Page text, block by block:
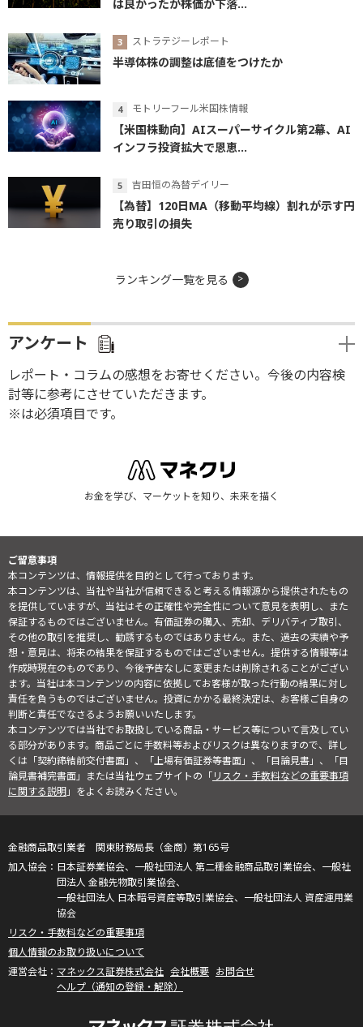
は良かったが株価が下落...
ストラテジーレポート
半導体株の調整は底値をつけたか
モトリーフール米国株情報
【米国株動向】AIスーパーサイクル第2幕、AI
インフラ投資拡大で恩恵...
吉田恒の為替デイリー
【為替】120日MA（移動平均線）割れが示す円
売り取引の損失
ランキング一覧を見る
アンケート
レポート・コラムの感想をお寄せください。今後の内容検
討等に参考にさせていただきます。
※は必須項目です。
お金を学び、マーケットを知り、未来を描く
ご留意事項
本コンテンツは、情報提供を目的として行っております。
本コンテンツは、当社や当社が信頼できると考える情報源から提供されたもの
を提供していますが、当社はその正確性や完全性について意見を表明し、また
保証するものではございません。有価証券の購入、売却、デリバティブ取引、
その他の取引を推奨し、勧誘するものではありません。また、過去の実績や予
想・意見は、将来の結果を保証するものではございません。提供する情報等は
作成時現在のものであり、今後予告なしに変更または削除されることがござい
ます。当社は本コンテンツの内容に依拠してお客様が取った行動の結果に対し
責任を負うものではございません。投資にかかる最終決定は、お客様ご自身の
判断と責任でなさるようお願いいたします。
本コンテンツでは当社でお取扱している商品・サービス等について言及してい
る部分があります。商品ごとに手数料等およびリスクは異なりますので、詳し
くは「契約締結前交付書面」、「上場有価証券等書面」、「目論見書」、「目
論見書補完書面」または当社ウェブサイトの「リスク・手数料などの重要事項
に関する説明」をよくお読みください。
金融商品取引業者 関東財務局長（金商）第165号
日本証券業協会、一般社団法人 第二種金融商品取引業協会、一般社
団法人 金融先物取引業協会、
一般社団法人 日本暗号資産等取引業協会、一般社団法人 資産運用業
協会
リスク・手数料などの重要事項
個人情報のお取り扱いについて
マネックス証券株式会社 会社概要 お問合せ
ヘルプ（通知の登録・解除）